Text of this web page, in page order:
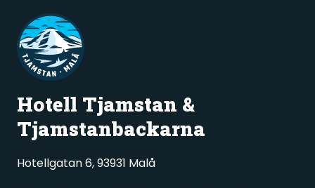
Hotell Tjamstan &
Tjamstanbackarna
Hotellgatan 6, 93931 Malå